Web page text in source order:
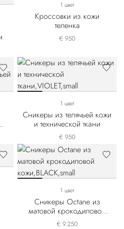
1 цвет
Кроссовки из кожи
теленка
€ 950
1 цвет
Сникеры из телячьей кожи
и технической ткани
€ 950
1 цвет
Сникеры Octane из
матовой крокодиловой
кожи
€ 9.250